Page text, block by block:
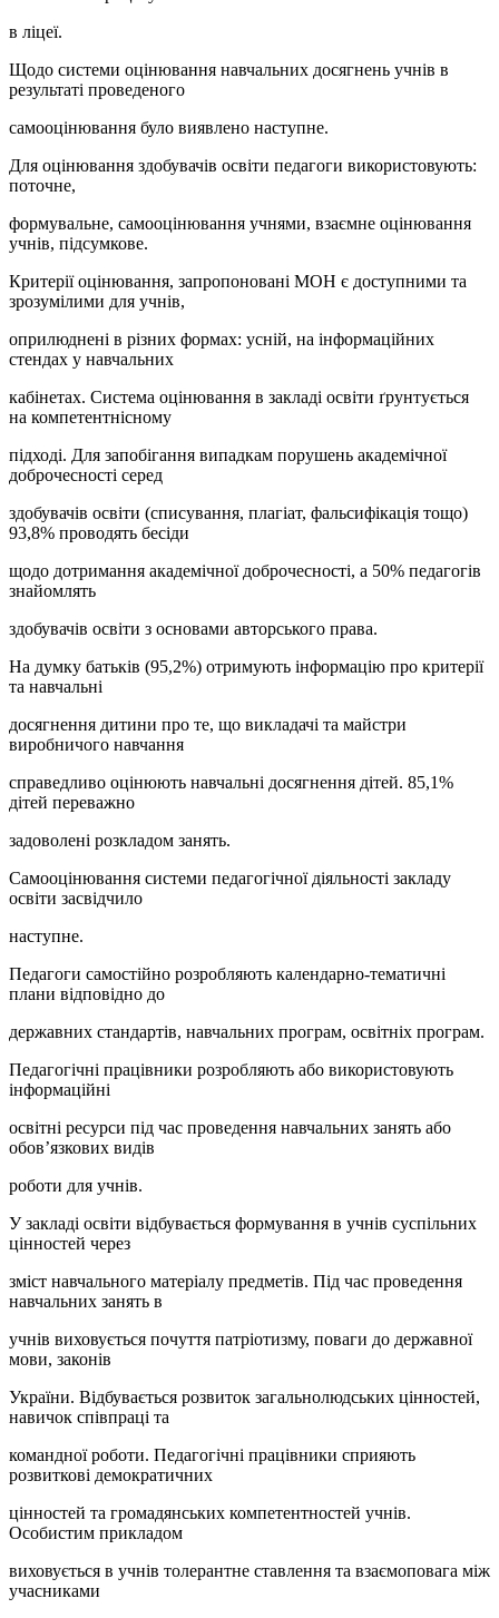
в ліцеї.
Щодо системи оцінювання навчальних досягнень учнів в
результаті проведеного
самооцінювання було виявлено наступне.
Для оцінювання здобувачів освіти педагоги використовують:
поточне,
формувальне, самооцінювання учнями, взаємне оцінювання
учнів, підсумкове.
Критерії оцінювання, запропоновані МОН є доступними та
зрозумілими для учнів,
оприлюднені в різних формах: усній, на інформаційних
стендах у навчальних
кабінетах. Система оцінювання в закладі освіти ґрунтується
на компетентнісному
підході. Для запобігання випадкам порушень академічної
доброчесності серед
здобувачів освіти (списування, плагіат, фальсифікація тощо)
93,8% проводять бесіди
щодо дотримання академічної доброчесності, а 50% педагогів
знайомлять
здобувачів освіти з основами авторського права.
На думку батьків (95,2%) отримують інформацію про критерії
та навчальні
досягнення дитини про те, що викладачі та майстри
виробничого навчання
справедливо оцінюють навчальні досягнення дітей. 85,1%
дітей переважно
задоволені розкладом занять.
Самооцінювання системи педагогічної діяльності закладу
освіти засвідчило
наступне.
Педагоги самостійно розробляють календарно-тематичні
плани відповідно до
державних стандартів, навчальних програм, освітніх програм.
Педагогічні працівники розробляють або використовують
інформаційні
освітні ресурси під час проведення навчальних занять або
обов’язкових видів
роботи для учнів.
У закладі освіти відбувається формування в учнів суспільних
цінностей через
зміст навчального матеріалу предметів. Під час проведення
навчальних занять в
учнів виховується почуття патріотизму, поваги до державної
мови, законів
України. Відбувається розвиток загальнолюдських цінностей,
навичок співпраці та
командної роботи. Педагогічні працівники сприяють
розвиткові демократичних
цінностей та громадянських компетентностей учнів.
Особистим прикладом
виховується в учнів толерантне ставлення та взаємоповага між
учасниками